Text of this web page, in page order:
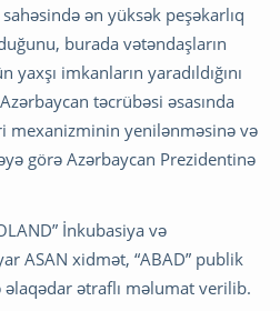
ən yüksək peşəkarlıq
burada vətəndaşların
imkanların yaradıldığını
təcrübəsi əsasında
mexanizminin yenilənməsinə və
görə Azərbaycan Prezidentinə
İnkubasiya və
ASAN xidmət, “ABAD” publik
ətraflı məlumat verilib.